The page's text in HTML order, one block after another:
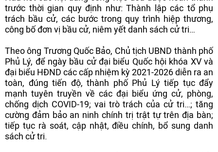
trước thời gian quy định như: Thành lập các tổ phụ
trách bầu cử, các bước trong quy trình hiệp thương,
công bố đơn vị bầu cử, niêm yết danh sách cử tri…
Theo ông Trương Quốc Bảo, Chủ tịch UBND thành phố
Phủ Lý, để ngày bầu cử đại biểu Quốc hội khóa XV và
đại biểu HĐND các cấp nhiệm kỳ 2021-2026 diễn ra an
toàn, đúng tiến độ, thành phố Phủ Lý tiếp tục đẩy
mạnh tuyên truyền về các đại biểu ứng cử, phòng,
chống dịch COVID-19; vai trò trách của cử tri…; tăng
cường đảm bảo an ninh chính trị trật tự trên địa bàn;
tiếp tục rà soát, cập nhật, điều chính, bổ sung danh
sách cử tri.